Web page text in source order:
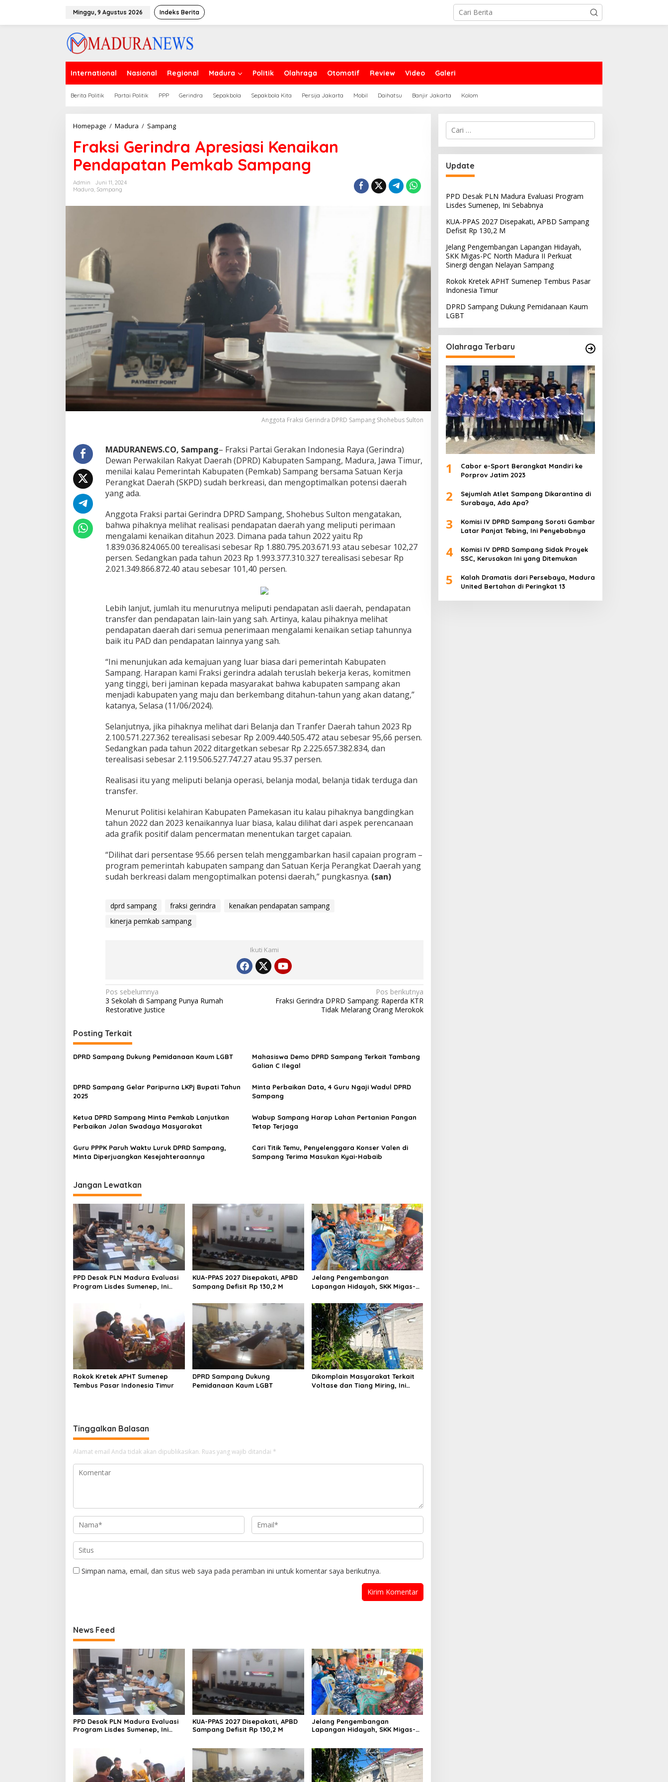
Minggu, 9 Agustus 2026 Indeks Berita
International Nasional Regional Madura Politik Olahraga Otomotif Review Video Galeri
Berita Politik Partai Politik PPP Gerindra Sepakbola Sepakbola Kita Persija Jakarta Mobil Daihatsu Banjir Jakarta Kolom
Homepage / Madura / SampangFraksi
Apresiasi
Kenaikan
Pendapatan
Pemkab
Fraksi Gerindra Apresiasi Kenaikan
Pendapatan Pemkab Sampang
Admin
Juni 11, 2024
Madura, Sampang
Anggota Fraksi Gerindra DPRD Sampang Shohebus Sulton
MADURANEWS.CO, Sampang– Fraksi Partai Gerakan Indonesia Raya (Gerindra)
Dewan Perwakilan Rakyat Daerah (DPRD) Kabupaten Sampang, Madura, Jawa Timur,
menilai kalau Pemerintah Kabupaten (Pemkab) Sampang bersama Satuan Kerja
Perangkat Daerah (SKPD) sudah berkreasi, dan mengoptimalkan potensi daerah
yang ada.
Anggota Fraksi partai Gerindra DPRD Sampang, Shohebus Sulton mengatakan,
bahwa pihaknya melihat realisasi pendapatan daerah yang meliputi perimaan
mengalami kenaikan ditahun 2023. Dimana pada tahun 2022 yaitu Rp
1.839.036.824.065.00 terealisasi sebesar Rp 1.880.795.203.671.93 atau sebesar 102,27
persen. Sedangkan pada tahun 2023 Rp 1.993.377.310.327 terealisasi sebesar Rp
2.021.349.866.872.40 atau sebesar 101,40 persen.
Lebih lanjut, jumlah itu menurutnya meliputi pendapatan asli daerah, pendapatan
transfer dan pendapatan lain-lain yang sah. Artinya, kalau pihaknya melihat
pendapatan daerah dari semua penerimaan mengalami kenaikan setiap tahunnya
baik itu PAD dan pendapatan lainnya yang sah.
“Ini menunjukan ada kemajuan yang luar biasa dari pemerintah Kabupaten
Sampang. Harapan kami Fraksi gerindra adalah teruslah bekerja keras, komitmen
yang tinggi, beri jaminan kepada masyarakat bahwa kabupaten sampang akan
menjadi kabupaten yang maju dan berkembang ditahun-tahun yang akan datang,”
katanya, Selasa (11/06/2024).
Selanjutnya, jika pihaknya melihat dari Belanja dan Tranfer Daerah tahun 2023 Rp
2.100.571.227.362 terealisasi sebesar Rp 2.009.440.505.472 atau sebesar 95,66 persen.
Sedangkan pada tahun 2022 ditargetkan sebesar Rp 2.225.657.382.834, dan
terealisasi sebesar 2.119.506.527.747.27 atau 95.37 persen.
Realisasi itu yang meliputi belanja operasi, belanja modal, belanja tidak terduga dan
transfer.
Menurut Politisi kelahiran Kabupaten Pamekasan itu kalau pihaknya bangdingkan
tahun 2022 dan 2023 kenaikannya luar biasa, kalau dilihat dari aspek perencanaan
ada grafik positif dalam pencermatan menentukan target capaian.
“Dilihat dari persentase 95.66 persen telah menggambarkan hasil capaian program –
program pemerintah kabupaten sampang dan Satuan Kerja Perangkat Daerah yang
sudah berkreasi dalam mengoptimalkan potensi daerah,” pungkasnya. (san)
dprd sampang fraksi gerindra
kenaikan pendapatan sampang
kinerja pemkab sampang
Ikuti Kami
Navigasi
pos
Pos sebelumnya
3 Sekolah di Sampang Punya Rumah
Restorative Justice
Pos berikutnya
Fraksi Gerindra DPRD Sampang: Raperda KTR
Tidak Melarang Orang Merokok
Posting Terkait
DPRD Sampang Dukung Pemidanaan Kaum LGBT
Mahasiswa Demo DPRD Sampang Terkait Tambang
Galian C Ilegal
DPRD Sampang Gelar Paripurna LKPj Bupati Tahun
2025
Minta Perbaikan Data, 4 Guru Ngaji Wadul DPRD
Sampang
Ketua DPRD Sampang Minta Pemkab Lanjutkan
Perbaikan Jalan Swadaya Masyarakat
Wabup Sampang Harap Lahan Pertanian Pangan
Tetap Terjaga
Guru PPPK Paruh Waktu Luruk DPRD Sampang,
Minta Diperjuangkan Kesejahteraannya
Cari Titik Temu, Penyelenggara Konser Valen di
Sampang Terima Masukan Kyai-Habaib
Jangan Lewatkan
PPD Desak PLN Madura Evaluasi
Program Lisdes Sumenep, Ini
KUA-PPAS 2027 Disepakati, APBD
Sampang Defisit Rp 130,2 M
Jelang Pengembangan
Lapangan Hidayah, SKK Migas-
Sinergi dengan Nelayan
Sampang
Rokok Kretek APHT Sumenep
Tembus Pasar Indonesia Timur
DPRD Sampang Dukung
Pemidanaan Kaum LGBT
Dikomplain Masyarakat Terkait
Voltase dan Tiang Miring, Ini
Tinggalkan Balasan
Alamat email Anda tidak akan dipublikasikan. Ruas yang wajib ditandai *
Simpan nama, email, dan situs web saya pada peramban ini untuk komentar saya berikutnya.
News Feed
PPD Desak PLN Madura Evaluasi
Program Lisdes Sumenep, Ini
KUA-PPAS 2027 Disepakati, APBD
Sampang Defisit Rp 130,2 M
Jelang Pengembangan
Lapangan Hidayah, SKK Migas-
Sampang
Cari
untuk:
Update
PPD Desak PLN Madura Evaluasi Program
Lisdes Sumenep, Ini Sebabnya
KUA-PPAS 2027 Disepakati, APBD Sampang
Defisit Rp 130,2 M
Jelang Pengembangan Lapangan Hidayah,
SKK Migas-PC North Madura II Perkuat
Sinergi dengan Nelayan Sampang
Rokok Kretek APHT Sumenep Tembus Pasar
Indonesia Timur
DPRD Sampang Dukung Pemidanaan Kaum
LGBT
Olahraga Terbaru
1
Cabor e-Sport Berangkat Mandiri ke
Porprov Jatim 2023
2
Sejumlah Atlet Sampang Dikarantina di
Surabaya, Ada Apa?
3
Komisi IV DPRD Sampang Soroti Gambar
Latar Panjat Tebing, Ini Penyebabnya
4
Komisi IV DPRD Sampang Sidak Proyek
SSC, Kerusakan Ini yang Ditemukan
5
Kalah Dramatis dari Persebaya, Madura
United Bertahan di Peringkat 13